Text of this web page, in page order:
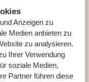
Anzeigen zu
Medien anbieten zu
zu analysieren.
Ihrer Verwendung
soziale Medien,
Partner führen diese
einem
IHNEN GERN